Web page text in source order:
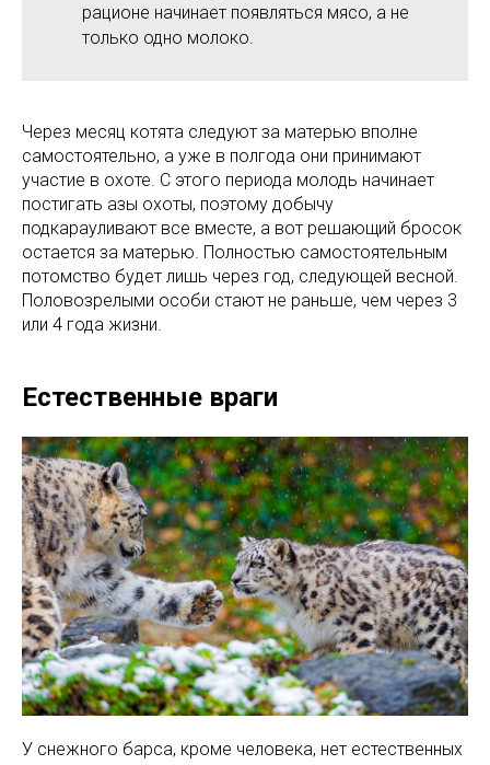
рационе начинает появляться мясо, а не
только одно молоко.
Через месяц котята следуют за матерью вполне
самостоятельно, а уже в полгода они принимают
участие в охоте. С этого периода молодь начинает
постигать азы охоты, поэтому добычу
подкарауливают все вместе, а вот решающий бросок
остается за матерью. Полностью самостоятельным
потомство будет лишь через год, следующей весной.
Половозрелыми особи стают не раньше, чем через 3
или 4 года жизни.
Естественные враги
У снежного барса, кроме человека, нет естественных